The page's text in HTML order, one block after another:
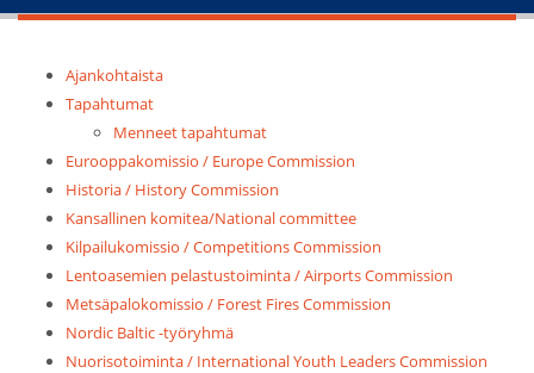
Ajankohtaista
Tapahtumat
Menneet tapahtumat
Eurooppakomissio / Europe Commission
Historia / History Commission
Kansallinen komitea/National committee
Kilpailukomissio / Competitions Commission
Lentoasemien pelastustoiminta / Airports Commission
Metsäpalokomissio / Forest Fires Commission
Nordic Baltic -työryhmä
Nuorisotoiminta / International Youth Leaders Commission